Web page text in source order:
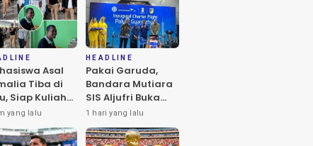
Asal
Tiba di
Siap Kuliah
yang lalu
HEADLINE
Pakai Garuda,
Bandara Mutiara
SIS Aljufri Buka
Penerbangan
Langsung Palu-
Guangzhou
1 hari yang lalu